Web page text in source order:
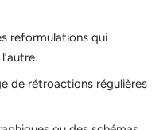
reformulations qui
de rétroactions régulières